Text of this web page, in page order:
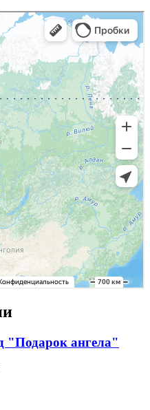
"Подарок ангела"